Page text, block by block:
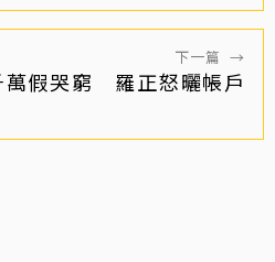
下一篇 →
萬假哭窮 羅正怒曬帳戶